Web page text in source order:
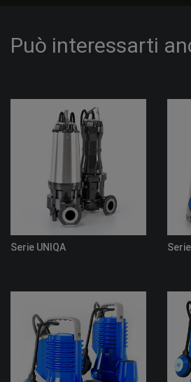
Può interessarti
Serie UNIQA